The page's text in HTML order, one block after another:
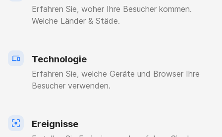
Erfahren Sie, woher Ihre Besucher kommen.
Welche Länder & Städe.
Technologie
Erfahren Sie, welche Geräte und Browser Ihre
Besucher verwenden.
Ereignisse